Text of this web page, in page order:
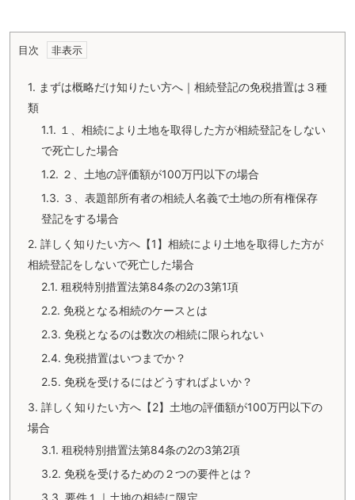
目次
1. まずは概略だけ知りたい方へ｜相続登記の免税措置は３種
類
1.1. １、相続により土地を取得した方が相続登記をしない
で死亡した場合
1.2. ２、土地の評価額が100万円以下の場合
1.3. ３、表題部所有者の相続人名義で土地の所有権保存
登記をする場合
2. 詳しく知りたい方へ【1】相続により土地を取得した方が
相続登記をしないで死亡した場合
2.1. 租税特別措置法第84条の2の3第1項
2.2. 免税となる相続のケースとは
2.3. 免税となるのは数次の相続に限られない
2.4. 免税措置はいつまでか？
2.5. 免税を受けるにはどうすればよいか？
3. 詳しく知りたい方へ【2】土地の評価額が100万円以下の
場合
3.1. 租税特別措置法第84条の2の3第2項
3.2. 免税を受けるための２つの要件とは？
3.3. 要件１｜土地の相続に限定